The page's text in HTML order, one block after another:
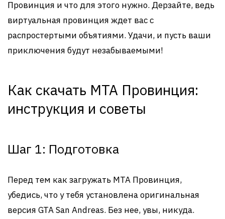
Провинция и что для этого нужно. Дерзайте, ведь
виртуальная провинция ждет вас с
распростертыми объятиями. Удачи, и пусть ваши
приключения будут незабываемыми!
Как скачать MTA Провинция:
инструкция и советы
Шаг 1: Подготовка
Перед тем как загружать MTA Провинция,
убедись, что у тебя установлена оригинальная
версия GTA San Andreas. Без нее, увы, никуда.